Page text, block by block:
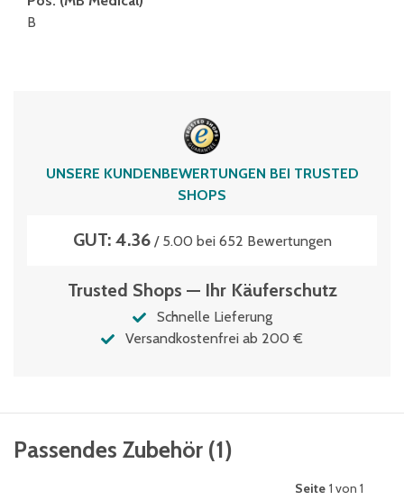
B
UNSERE KUNDENBEWERTUNGEN BEI TRUSTED
SHOPS
GUT: 4.36/ 5.00 bei 652 Bewertungen
Trusted Shops — Ihr Käuferschutz
Schnelle Lieferung
Versandkostenfrei ab 200 €
Passendes Zubehör (1)
Seite 1 von 1